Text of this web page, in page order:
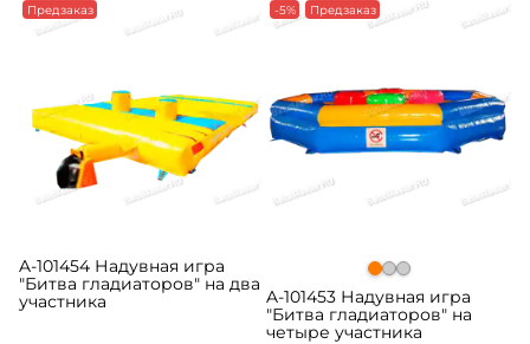
Предзаказ
A-101454 Надувная игра
"Битва гладиаторов" на два
участника
-5% Предзаказ
A-101453 Надувная игра
"Битва гладиаторов" на
четыре участника